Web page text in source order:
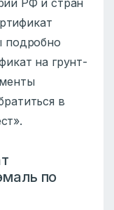
РФ и стран
подробно
на грунт-
в
по